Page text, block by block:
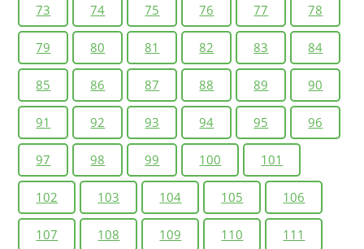
73 74 75 76 77 78
79 80 81 82 83 84
85 86 87 88 89 90
91 92 93 94 95 96
97 98 99 100 101
102 103 104 105 106
107 108 109 110 111